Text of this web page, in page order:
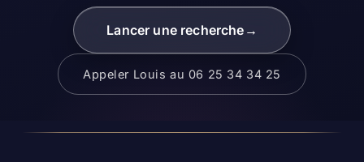
Lancer une recherche →
Appeler Louis au 06 25 34 34 25